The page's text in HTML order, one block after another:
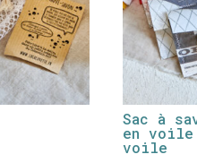
Sac à
en voile
voile